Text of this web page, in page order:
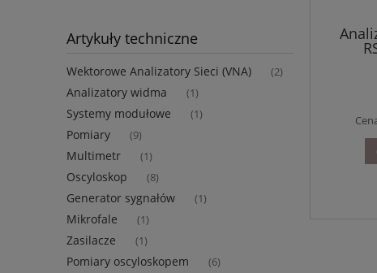
Artykuły techniczne
Wektorowe Analizatory Sieci (VNA) (2)
Analizatory widma (1)
Systemy modułowe (1)
Pomiary (9)
Multimetr (1)
Oscyloskop (8)
Generator sygnałów (1)
Mikrofale (1)
Zasilacze (1)
Pomiary oscyloskopem (6)